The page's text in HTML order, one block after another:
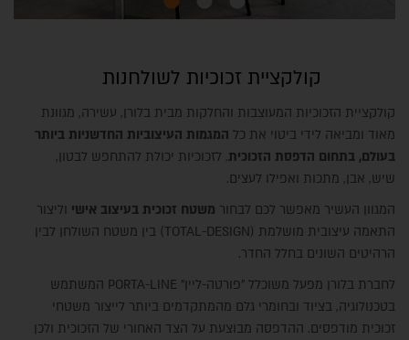
קולקציית זכוכיות לשולחנות
קולקציית הזכוכיות המעוצבות והחלקות מבית בלורן, עשירה, מגוונת
מאוד ומביאה לידי ביטוי את כל המגמות העיצוביות החדשניות ביותר
בעולם, בתחום הדפסת הזכוכית. לזכוכיות יכולת להתחפש לבטון,
שיש, אבן, מתכות ואפילו לעצים.
המגוון העשיר מאפשר לכם לבחור משטח זכוכית בעיצוב אישי וליצור
התאמה עיצובית מושלמת (TOTAL-DESIGN) בין משטח השולחן לבין
הרהיטים השונים בחלל החדר.
לחברת בלורן מפעל משוכלל "פורטה-ליין" PORTA-LINE המשתמש
בטכנולוגיה, בציוד ובחומרי גלם מהמתקדמים ביותר לייצור משטחי
זכוכית מודפסים. ההדפסה מבוצעת על הצד האחורי של הזכוכית ולכן